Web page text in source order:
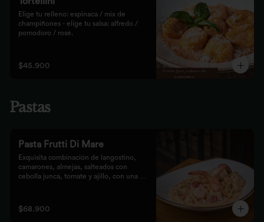
Elige tu relleno: espinaca / mix de
champiñones - elige tu salsa: alfredo /
pomodoro / rosé.
$45.900
Pastas
Pasta Frutti Di Mare
Exquisita combinación de langostino,
camarones, almejas, salteados con
cebolla junca, tomate y ajillo, con una
acompañado con nuestro tradicional pan
Focaccia.
$68.900